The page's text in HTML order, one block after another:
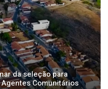
da seleção para
Comunitários